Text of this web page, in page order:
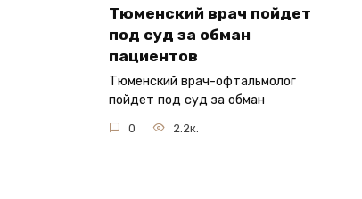
Тюменский врач пойдет
под суд за обман
пациентов
Тюменский врач-офтальмолог
пойдет под суд за обман
0 2.2к.